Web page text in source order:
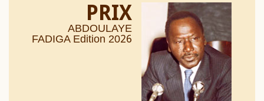
PRIX
ABDOULAYE
FADIGA Edition 2026